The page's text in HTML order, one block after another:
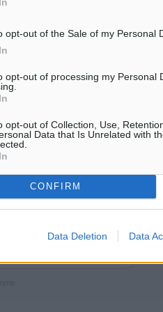
opt-out of the Sale of my Personal
opt-out of processing my Personal
opt-out of Collection, Use,
Data that Is Unrelated with
CONFIRM
Data Deletion Data
Υγεία
αναζήτησης